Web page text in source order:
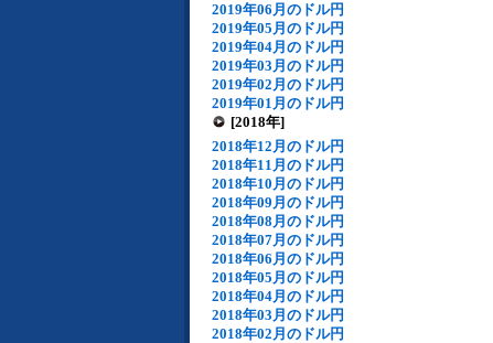
2019年06月のドル円
2019年05月のドル円
2019年04月のドル円
2019年03月のドル円
2019年02月のドル円
2019年01月のドル円
[2018年]
2018年12月のドル円
2018年11月のドル円
2018年10月のドル円
2018年09月のドル円
2018年08月のドル円
2018年07月のドル円
2018年06月のドル円
2018年05月のドル円
2018年04月のドル円
2018年03月のドル円
2018年02月のドル円